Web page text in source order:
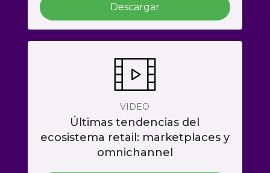
Descargar
VIDEO
Últimas tendencias del
ecosistema retail: marketplaces y
omnichannel